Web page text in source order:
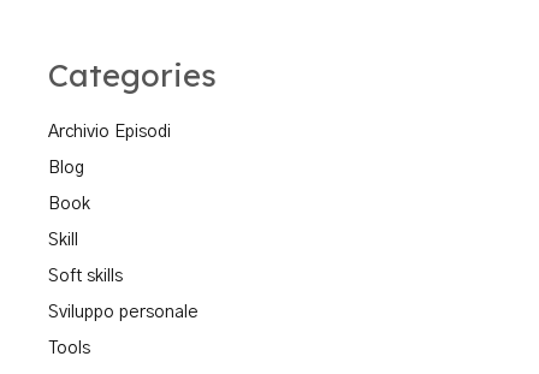
Categories
Archivio Episodi
Blog
Book
Skill
Soft skills
Sviluppo personale
Tools